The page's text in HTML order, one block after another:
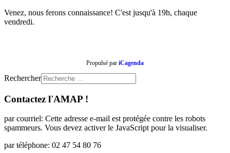
Venez, nous ferons connaissance! C'est jusqu'à 19h, chaque
vendredi.
Propulsé par iCagenda
Rechercher
Contactez l'AMAP !
par courriel: Cette adresse e-mail est protégée contre les robots
spammeurs. Vous devez activer le JavaScript pour la visualiser.
par téléphone: 02 47 54 80 76